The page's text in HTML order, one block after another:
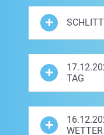
TAG
WETTER